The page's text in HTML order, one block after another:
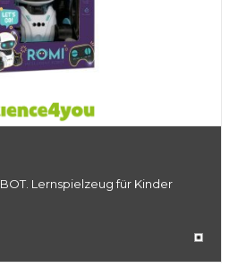
Lernspielzeug für Kinder